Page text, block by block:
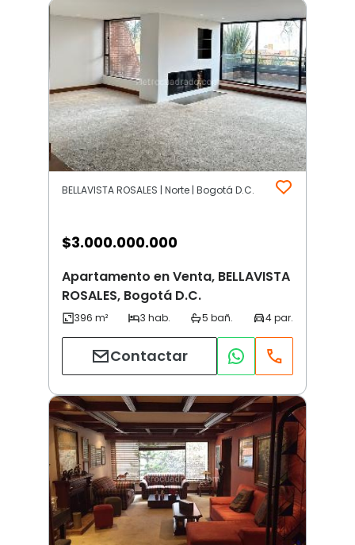
BELLAVISTA ROSALES | Norte | Bogotá D.C.
$3.000.000.000
Apartamento en Venta, BELLAVISTA
ROSALES, Bogotá D.C.
Contactar